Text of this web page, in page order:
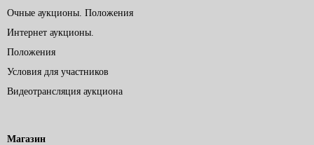
Очные аукционы. Положения
Интернет аукционы.
Положения
Условия для участников
Видеотрансляция аукциона
Магазин